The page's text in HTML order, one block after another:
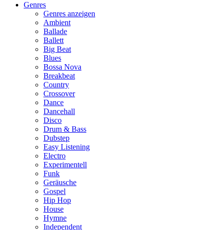
Genres
Genres anzeigen
Ambient
Ballade
Ballett
Big Beat
Blues
Bossa Nova
Breakbeat
Country
Crossover
Dance
Dancehall
Disco
Drum & Bass
Dubstep
Easy Listening
Electro
Experimentell
Funk
Geräusche
Gospel
Hip Hop
House
Hymne
Independent